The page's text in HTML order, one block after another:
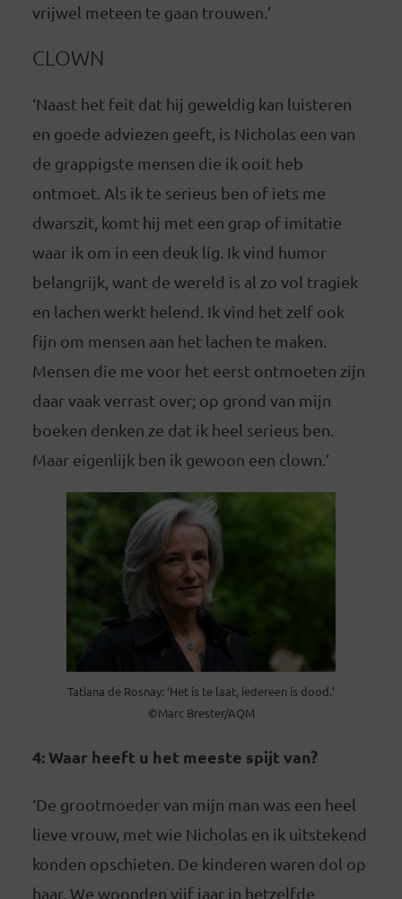
vrijwel meteen te gaan trouwen.’
CLOWN
‘Naast het feit dat hij geweldig kan luisteren
en goede adviezen geeft, is Nicholas een van
de grappigste mensen die ik ooit heb
ontmoet. Als ik te serieus ben of iets me
dwarszit, komt hij met een grap of imitatie
waar ik om in een deuk lig. Ik vind humor
belangrijk, want de wereld is al zo vol tragiek
en lachen werkt helend. Ik vind het zelf ook
fijn om mensen aan het lachen te maken.
Mensen die me voor het eerst ontmoeten zijn
daar vaak verrast over; op grond van mijn
boeken denken ze dat ik heel serieus ben.
Maar eigenlijk ben ik gewoon een clown.’
Tatiana de Rosnay: ‘Het is te laat, iedereen is dood.’
©Marc Brester/AQM
4: Waar heeft u het meeste spijt van?
‘De grootmoeder van mijn man was een heel
lieve vrouw, met wie Nicholas en ik uitstekend
konden opschieten. De kinderen waren dol op
haar. We woonden vijf jaar in hetzelfde